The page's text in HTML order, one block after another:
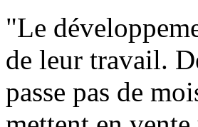
"Le
de leur travail.
passe pas de